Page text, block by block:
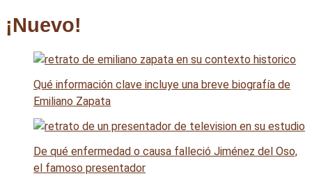
¡Nuevo!
Qué información clave incluye una breve biografía de
Emiliano Zapata
De qué enfermedad o causa falleció Jiménez del Oso,
el famoso presentador